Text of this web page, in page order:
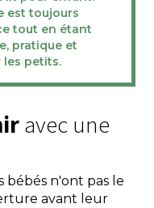
est toujours
tout en étant
pratique et
les petits.
avec une
bébés n'ont pas le
avant leur